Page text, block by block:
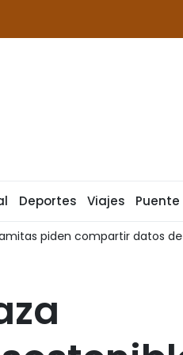
Deportes Viajes
piden compartir datos